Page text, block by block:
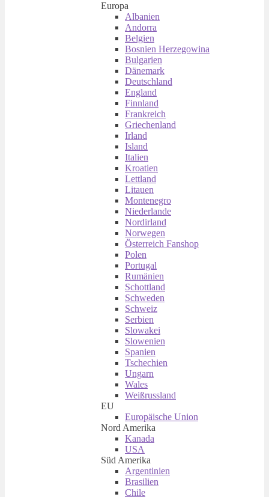
Europa
Albanien
Andorra
Belgien
Bosnien Herzegowina
Bulgarien
Dänemark
Deutschland
England
Finnland
Frankreich
Griechenland
Irland
Island
Italien
Kroatien
Lettland
Litauen
Montenegro
Niederlande
Nordirland
Norwegen
Österreich Fanshop
Polen
Portugal
Rumänien
Schottland
Schweden
Schweiz
Serbien
Slowakei
Slowenien
Spanien
Tschechien
Ungarn
Wales
Weißrussland
EU
Europäische Union
Nord Amerika
Kanada
USA
Süd Amerika
Argentinien
Brasilien
Chile